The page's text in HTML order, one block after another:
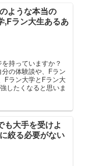
ような本当の
,Fラン大生あるあ
持っていますか？
の体験談や、Fラン
Fラン大学とFラン大
したくなると思いま
も大手を受けよ
絞る必要がない